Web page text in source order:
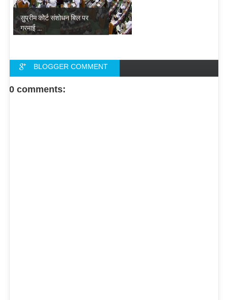
सुप्रीम कोर्ट संशोधन बिल पर
गरमाई ...
BLOGGER COMMENT
FACEBOOK COMMENT
0 comments: